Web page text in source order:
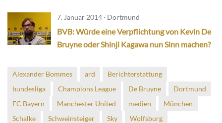
7. Januar 2014 · Dortmund
BVB: Würde eine Verpflichtung von Kevin De
Bruyne oder Shinji Kagawa nun Sinn machen?
Alexander Bommes ard
Berichterstattung
bundesliga
Champions League De Bruyne
Dortmund
FC Bayern
Manchester United medien
München
Schalke
Schweinsteiger Sky Wolfsburg